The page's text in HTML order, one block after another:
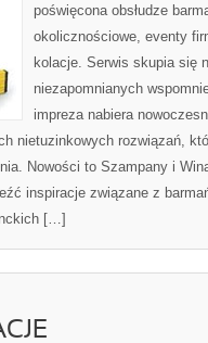
poświęcona obsłudze
okolicznościowe, eventy
kolacje. Serwis skupia się
niezapomnianych
impreza nabiera
nietuzinkowych rozwiązań,
Nowości to Szampany i
inspiracje związane z
[…]